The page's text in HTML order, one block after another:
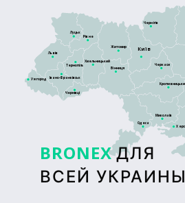
BRONEX ДЛЯ
ВСЕЙ
Луцьк
Київ
Житомир
Тернопіль
Рівне
Львів
Черкаси
Чернігів
Ужгород
Чернівці
Вінниця
Хмельницький
Івано-Франківськ
Миколаїв
Одеса